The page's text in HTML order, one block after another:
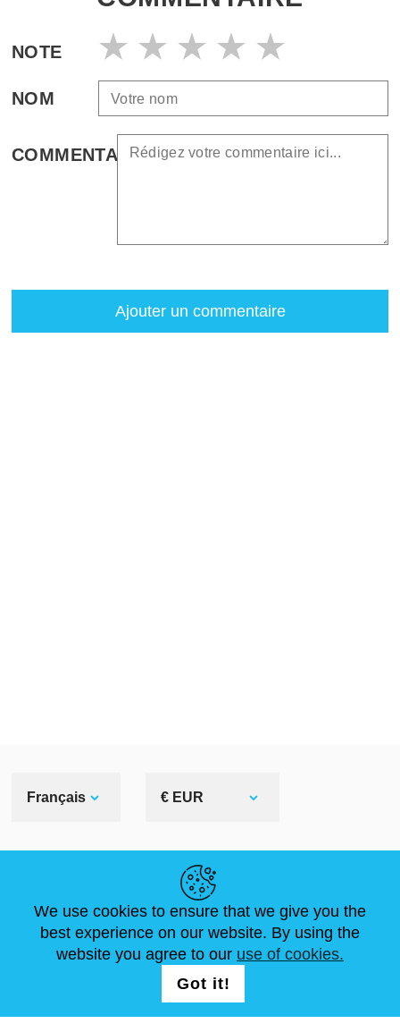
NOTE
NOM
COMMENTAIRE
Ajouter un commentaire
Français € EUR
ACTUALITÉS
ARTICLES
ABOUT US
FAQ
DIMENSIONS
NOUS CONTACTER
We use cookies to ensure that we give you the
best experience on our website. By using the
website you agree to our use of cookies.
Got it!